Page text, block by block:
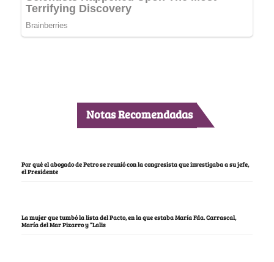
Notas Recomendadas
Por qué el abogado de Petro se reunió con la congresista que investigaba a su jefe,
el Presidente
La mujer que tumbó la lista del Pacto, en la que estaba María Fda. Carrascal,
María del Mar Pizarro y “Lalis